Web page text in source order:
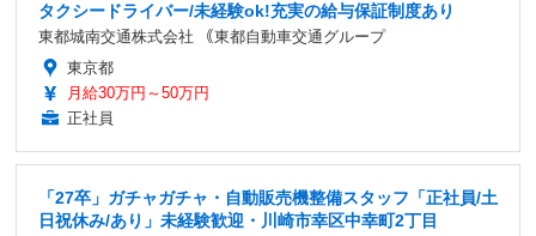
タクシードライバー/未経験ok!充実の給与保証制度あり
東都城南交通株式会社 ｟東都自動車交通グループ
東京都
月給30万円～50万円
正社員
「27卒」ガチャガチャ・自動販売機整備スタッフ「正社員/土
日祝休み/あり」未経験歓迎・川崎市幸区中幸町2丁目